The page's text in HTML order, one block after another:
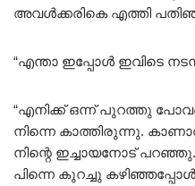
അവൾക്കരികെ എത്തി
“എന്താ ഇപ്പോൾ ഇവിടെ
“എനിക്ക് ഒന്ന് പുറത്തു
നിന്നെ കാത്തിരുന്നു.
നിന്റെ ഇച്ചായനോട്
പിന്നെ കുറച്ചു